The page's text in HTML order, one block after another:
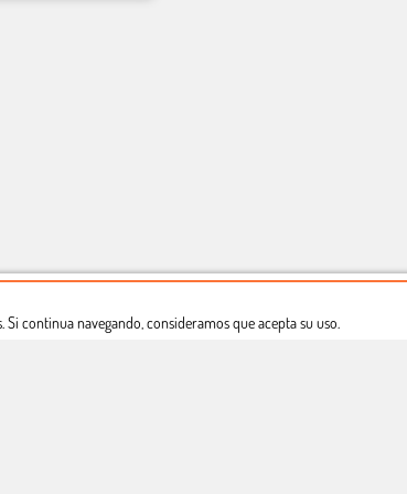
Política privacidad Derecho a desistimiento
continua navegando, consideramos que acepta su uso.